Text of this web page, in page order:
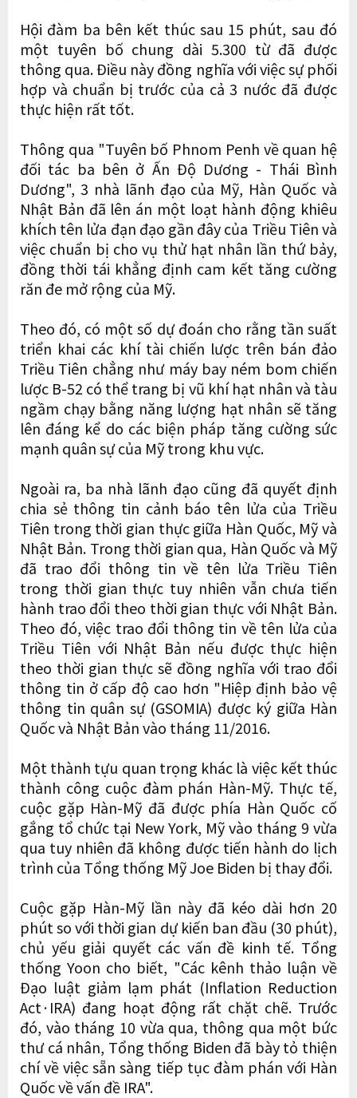
Hội đàm ba bên kết thúc sau 15 phút, sau đó
một tuyên bố chung dài 5.300 từ đã được
thông qua. Điều này đồng nghĩa với việc sự phối
hợp và chuẩn bị trước của cả 3 nước đã được
thực hiện rất tốt.
Thông qua "Tuyên bố Phnom Penh về quan hệ
đối tác ba bên ở Ấn Độ Dương - Thái Bình
Dương", 3 nhà lãnh đạo của Mỹ, Hàn Quốc và
Nhật Bản đã lên án một loạt hành động khiêu
khích tên lửa đạn đạo gần đây của Triều Tiên và
việc chuẩn bị cho vụ thử hạt nhân lần thứ bảy,
đồng thời tái khẳng định cam kết tăng cường
răn đe mở rộng của Mỹ.
Theo đó, có một số dự đoán cho rằng tần suất
triển khai các khí tài chiến lược trên bán đảo
Triều Tiên chẳng như máy bay ném bom chiến
lược B-52 có thể trang bị vũ khí hạt nhân và tàu
ngầm chạy bằng năng lượng hạt nhân sẽ tăng
lên đáng kể do các biện pháp tăng cường sức
mạnh quân sự của Mỹ trong khu vực.
Ngoài ra, ba nhà lãnh đạo cũng đã quyết định
chia sẻ thông tin cảnh báo tên lửa của Triều
Tiên trong thời gian thực giữa Hàn Quốc, Mỹ và
Nhật Bản. Trong thời gian qua, Hàn Quốc và Mỹ
đã trao đổi thông tin về tên lửa Triều Tiên
trong thời gian thực tuy nhiên vẫn chưa tiến
hành trao đổi theo thời gian thực với Nhật Bản.
Theo đó, việc trao đổi thông tin về tên lửa của
Triều Tiên với Nhật Bản nếu được thực hiện
theo thời gian thực sẽ đồng nghĩa với trao đổi
thông tin ở cấp độ cao hơn "Hiệp định bảo vệ
thông tin quân sự (GSOMIA) được ký giữa Hàn
Quốc và Nhật Bản vào tháng 11/2016.
Một thành tựu quan trọng khác là việc kết thúc
thành công cuộc đàm phán Hàn-Mỹ. Thực tế,
cuộc gặp Hàn-Mỹ đã được phía Hàn Quốc cố
gắng tổ chức tại New York, Mỹ vào tháng 9 vừa
qua tuy nhiên đã không được tiến hành do lịch
trình của Tổng thống Mỹ Joe Biden bị thay đổi.
Cuộc gặp Hàn-Mỹ lần này đã kéo dài hơn 20
phút so với thời gian dự kiến ban đầu (30 phút),
chủ yếu giải quyết các vấn đề kinh tế. Tổng
thống Yoon cho biết, "Các kênh thảo luận về
Đạo luật giảm lạm phát (Inflation Reduction
Act·IRA) đang hoạt động rất chặt chẽ. Trước
đó, vào tháng 10 vừa qua, thông qua một bức
thư cá nhân, Tổng thống Biden đã bày tỏ thiện
chí về việc sẵn sàng tiếp tục đàm phán với Hàn
Quốc về vấn đề IRA".